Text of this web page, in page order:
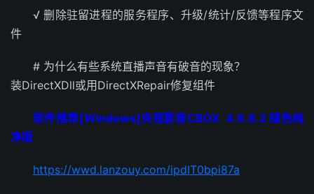
√ 删除驻留进程的服务程序、升级/统计/反馈等程序文
件
# 为什么有些系统直播声音有破音的现象？
装DirectXDll或用DirectXRepair修复组件
软件推荐[Windows]央视影音CBOX 4.6.8.2 绿色纯
净版
https://wwd.lanzouy.com/ipdIT0bpi87a